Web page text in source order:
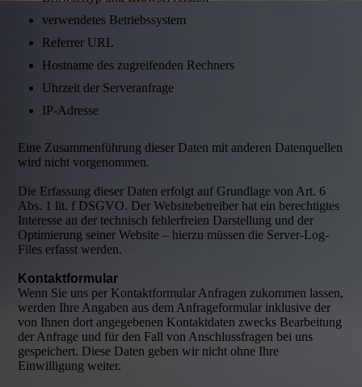
verwendetes Betriebssystem
Referrer URL
Hostname des zugreifenden Rechners
Uhrzeit der Serveranfrage
IP-Adresse
Eine Zusammenführung dieser Daten mit anderen Datenquellen
wird nicht vorgenommen.
Die Erfassung dieser Daten erfolgt auf Grundlage von Art. 6
Abs. 1 lit. f DSGVO. Der Websitebetreiber hat ein berechtigtes
Interesse an der technisch fehlerfreien Darstellung und der
Optimierung seiner Website – hierzu müssen die Server-Log-
Files erfasst werden.
Kontaktformular
Wenn Sie uns per Kontaktformular Anfragen zukommen lassen,
werden Ihre Angaben aus dem Anfrageformular inklusive der
von Ihnen dort angegebenen Kontaktdaten zwecks Bearbeitung
der Anfrage und für den Fall von Anschlussfragen bei uns
gespeichert. Diese Daten geben wir nicht ohne Ihre
Einwilligung weiter.